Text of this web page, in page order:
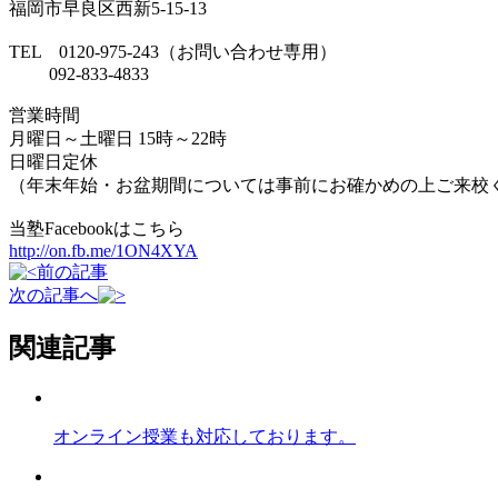
福岡市早良区西新5-15-13
TEL 0120-975-243（お問い合わせ専用）
092-833-4833
営業時間
月曜日～土曜日 15時～22時
日曜日定休
（年末年始・お盆期間については事前にお確かめの上ご来校
当塾Facebookはこちら
http://on.fb.me/1ON4XYA
前の記事
次の記事へ
関連記事
オンライン授業も対応しております。